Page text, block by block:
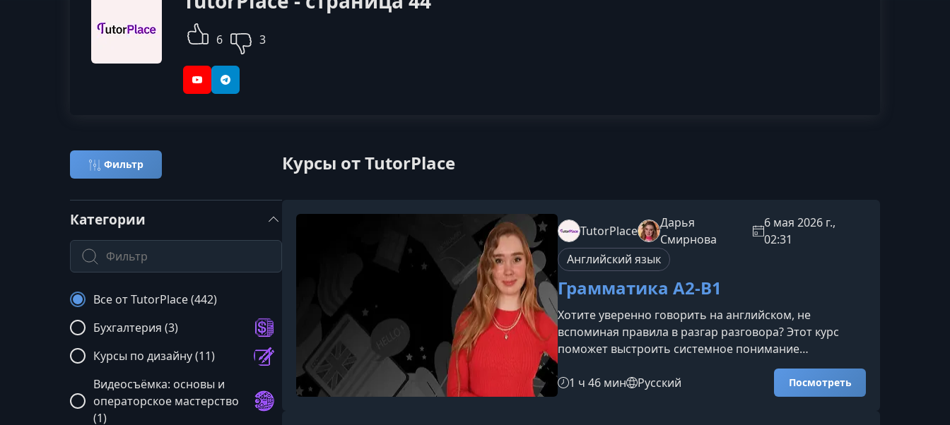
6 3
YouTubeTelegram
Фильтр Курсы от TutorPlace
Категории
Поиск по категории
Все от TutorPlace (442)
Бухгалтерия (3)
Курсы по дизайну (11)
Видеосъёмка: основы и
операторское мастерство
(1)
TutorPlace
Дарья
Смирнова
6 мая 2026 г.,
02:31
Английский язык
Грамматика А2-В1
Хотите уверенно говорить на английском, не
вспоминая правила в разгар разговора? Этот курс
поможет выстроить системное понимание
грамматики уровня A2–B1 и использовать её
естественно — в речи, переписке и реальных
ситуациях.Что вы изучите на курсеКлючевые времена
1 ч 46 мин Русский Посмотреть